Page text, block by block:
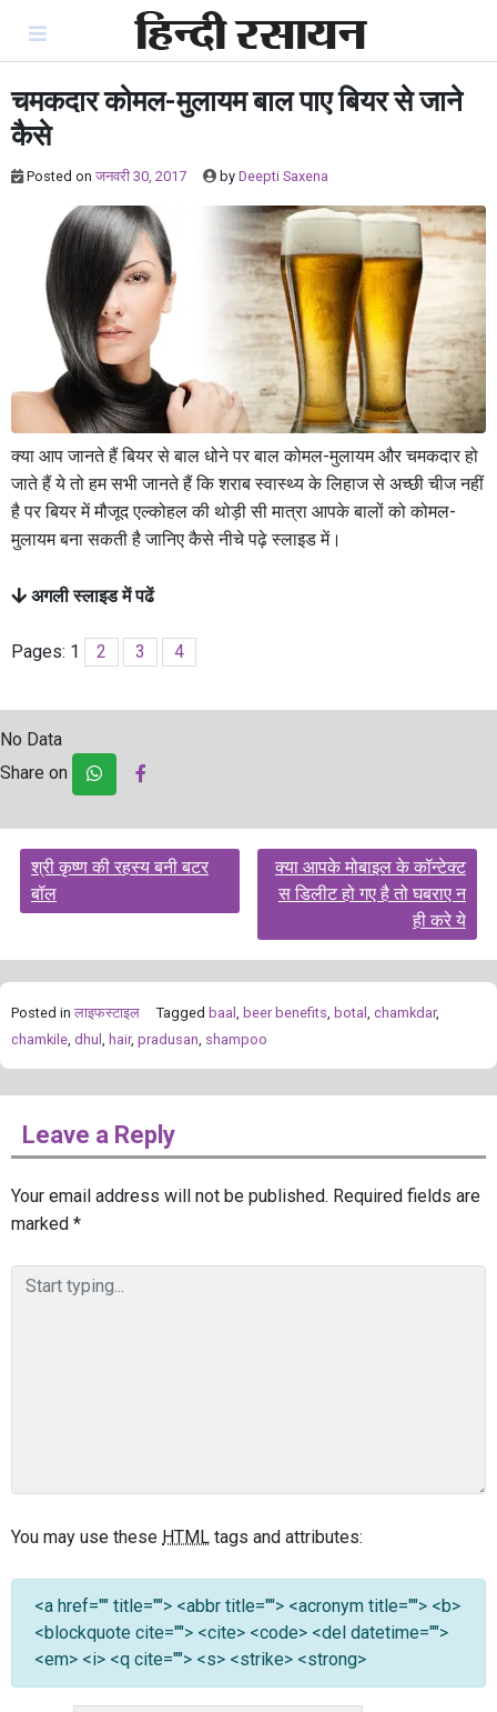
content
चमकदार कोमल-मुलायम बाल पाए बियर से जाने
कैसे
Posted on जनवरी 30, 2017 by Deepti Saxena
क्या आप जानते हैं बियर से बाल धोने पर बाल कोमल-मुलायम और चमकदार हो
जाते हैं ये तो हम सभी जानते हैं कि शराब स्वास्थ्य के लिहाज से अच्छी चीज नहीं
है पर बियर में मौजूद एल्कोहल की थोड़ी सी मात्रा आपके बालों को कोमल-
मुलायम बना सकती है जानिए कैसे नीचे पढ़े स्लाइड में।
अगली स्लाइड में पढें
Pages: 1 2 3 4
No Data
Share on
Post
navigation
श्री कृष्ण की रहस्य बनी बटर
बॉल
क्या आपके मोबाइल के कॉन्टेक्ट
स डिलीट हो गए है तो घबराए न
ही करे ये
Posted in लाइफस्टाइल Tagged baal beer benefits botal chamkdar,
chamkile dhul hair, pradusan shampoo
Leave a Reply
Your email address will not be published. Required fields are
marked *
You may use these HTML tags and attributes:
<a href="" title=""> <abbr title=""> <acronym title=""> <b>
<blockquote cite=""> <cite> <code> <del datetime="">
<em> <i> <q cite=""> <s> <strike> <strong>